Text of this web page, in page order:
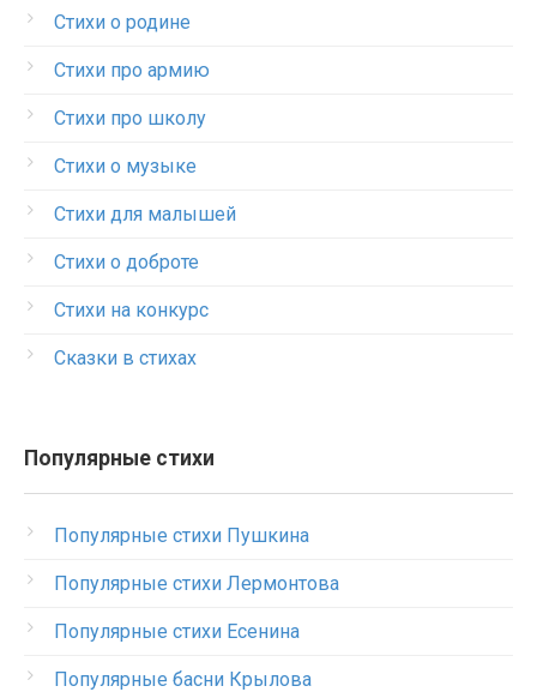
Стихи о родине
Стихи про армию
Стихи про школу
Стихи о музыке
Стихи для малышей
Стихи о доброте
Стихи на конкурс
Сказки в стихах
Популярные стихи
Популярные стихи Пушкина
Популярные стихи Лермонтова
Популярные стихи Есенина
Популярные басни Крылова